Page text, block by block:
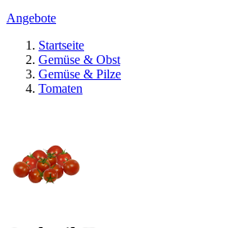
Angebote
Startseite
Gemüse & Obst
Gemüse & Pilze
Tomaten